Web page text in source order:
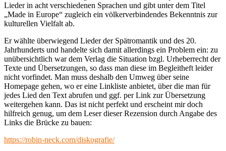
Lieder in acht verschiedenen Sprachen und gibt unter dem Titel
„Made in Europe“ zugleich ein völkerverbindendes Bekenntnis zur
kulturellen Vielfalt ab.
Er wählte überwiegend Lieder der Spätromantik und des 20.
Jahrhunderts und handelte sich damit allerdings ein Problem ein: zu
unübersichtlich war dem Verlag die Situation bzgl. Urheberrecht der
Texte und Übersetzungen, so dass man diese im Begleitheft leider
nicht vorfindet. Man muss deshalb den Umweg über seine
Homepage gehen, wo er eine Linkliste anbietet, über die man für
jedes Lied den Text abrufen und ggf. per Link zur Übersetzung
weitergehen kann. Das ist nicht perfekt und erscheint mir doch
hilfreich genug, um dem Leser dieser Rezension durch Angabe des
Links die Brücke zu bauen:
https://robin-neck.com/diskografie/